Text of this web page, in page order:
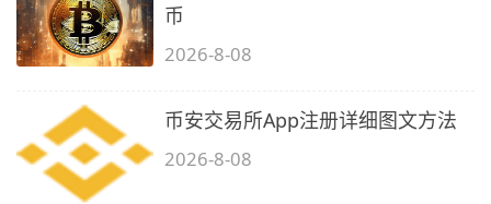
币
2026-8-08
币安交易所App注册详细图文方法
2026-8-08